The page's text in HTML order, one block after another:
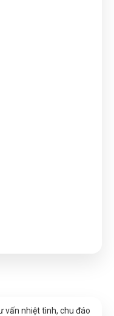
vấn nhiệt tình, chu đáo